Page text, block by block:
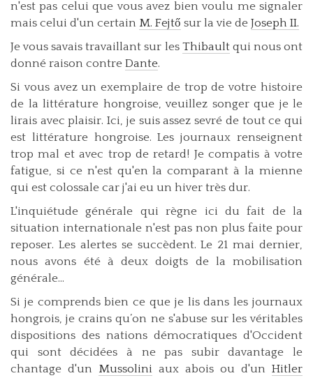
n'est pas celui que vous avez bien voulu me signaler
mais celui d'un certain M. Fejtő sur la vie de Joseph II.
Je vous savais travaillant sur les Thibaultqui nous ont
donné raison contre Dante.
Si vous avez un exemplaire de trop de votre histoire
de la littérature hongroise, veuillez songer que je le
lirais avec plaisir. Ici, je suis assez sevré de tout ce qui
est littérature hongroise. Les journaux renseignent
trop mal et avec trop de retard! Je compatis à votre
fatigue, si ce n'est qu'en la comparant à la mienne
qui est colossale car j'ai eu un hiver très dur.
L'inquiétude générale qui règne ici du fait de la
situation internationale n'est pas non plus faite pour
reposer. Les alertes se succèdent. Le 21 mai dernier,
nous avons été à deux doigts de la mobilisation
générale...
Si je comprends bien ce que je lis dans les journaux
hongrois, je crains qu’on ne s'abuse sur les véritables
dispositions des nations démocratiques d'Occident
qui sont décidées à ne pas subir davantage le
chantage d'un Mussolini aux abois ou d'un Hitler